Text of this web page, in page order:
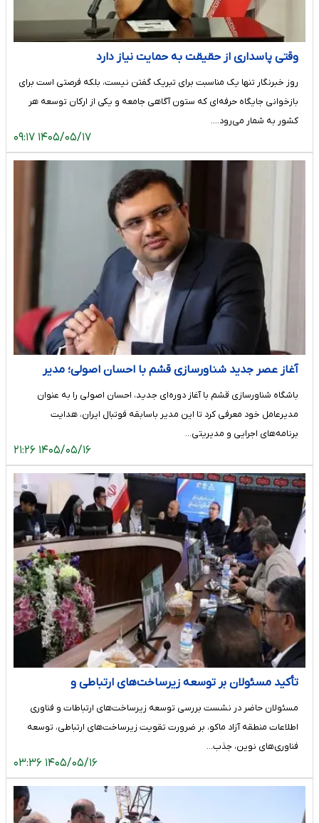
وقتی پاسداری از حقیقت به حمایت نیاز دارد
روز خبرنگار تنها یک مناسبت برای تبریک گفتن نیست، بلکه فرصتی است برای
بازخوانی جایگاه حرفه‌ای که ستون آگاهی جامعه و یکی از ارکان توسعه هر
کشور به شمار می‌رود.…
۱۴۰۵/۰۵/۱۷ ۰۹:۱۷
آغاز عصر جدید شناورسازی قشم با احسان اصولی؛ مدیر
باشگاه شناورسازی قشم با آغاز دوره‌ای جدید، احسان اصولی را به عنوان
مدیرعامل خود معرفی کرد تا این مدیر باسابقه فوتبال ایران، هدایت
برنامه‌های اجرایی و مدیریتی…
۱۴۰۵/۰۵/۱۶ ۲۱:۲۶
تأکید مسئولان بر توسعه زیرساخت‌های ارتباطی و
مسئولان حاضر در نشست بررسی توسعه زیرساخت‌های ارتباطات و فناوری
اطلاعات منطقه آزاد ماکو، بر ضرورت تقویت زیرساخت‌های ارتباطی، توسعه
فناوری‌های نوین، جذب…
۱۴۰۵/۰۵/۱۶ ۰۳:۳۶